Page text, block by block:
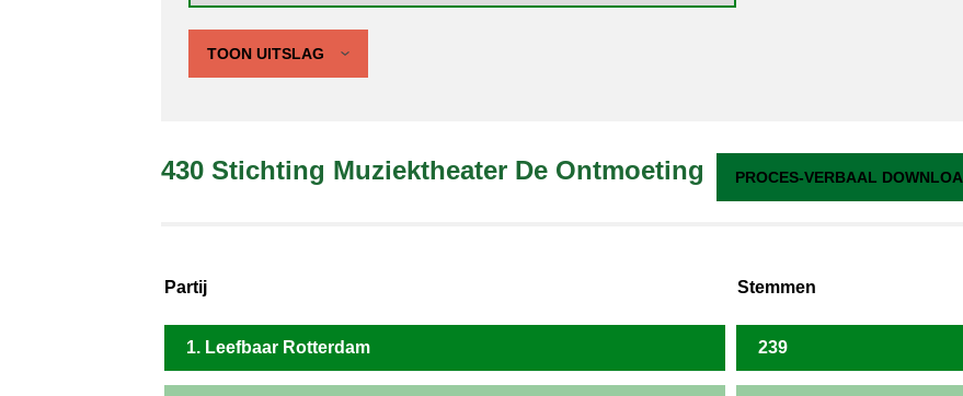
TOON UITSLAG
430 Stichting Muziektheater De Ontmoeting PROCES-VERBAAL
Partij Stemmen
1. Leefbaar Rotterdam 239